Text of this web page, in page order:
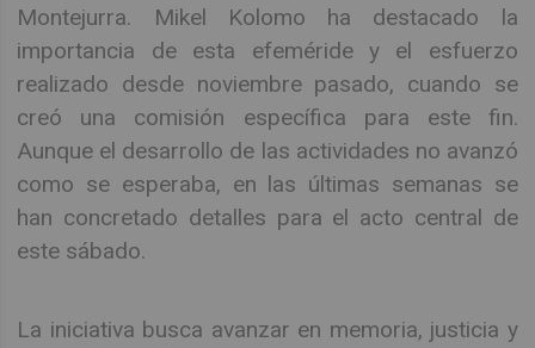
Montejurra. Mikel Kolomo ha destacado la
importancia de esta efeméride y el esfuerzo
realizado desde noviembre pasado, cuando se
creó una comisión específica para este fin.
Aunque el desarrollo de las actividades no avanzó
como se esperaba, en las últimas semanas se
han concretado detalles para el acto central de
este sábado.
La iniciativa busca avanzar en memoria, justicia y